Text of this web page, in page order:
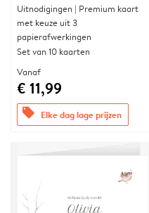
Uitnodigingen | Premium kaart
met keuze uit 3
papierafwerkingen
Set van 10 kaarten
Vanaf
€ 11,99
offers Elke dag lage prijzen